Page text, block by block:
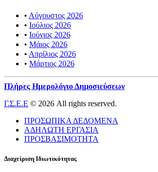
• Αύγουστος 2026
• Ιούλιος 2026
• Ιούνιος 2026
• Μάιος 2026
• Απρίλιος 2026
• Μάρτιος 2026
Πλήρες Ημερολόγιο Δημοσιεύσεων
Γ.Σ.Ε.Ε © 2026 All rights reserved.
ΠΡΟΣΩΠΙΚΑ ΔΕΔΟΜΕΝΑ
ΑΔΗΛΩΤΗ ΕΡΓΑΣΙΑ
ΠΡΟΣΒΑΣΙΜΟΤΗΤΑ
Διαχείριση Ιδιωτικότητας